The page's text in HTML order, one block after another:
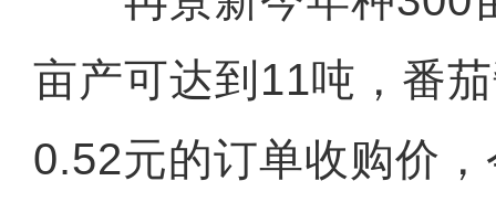
亩产可达到11吨，番
0.52元的订单收购价